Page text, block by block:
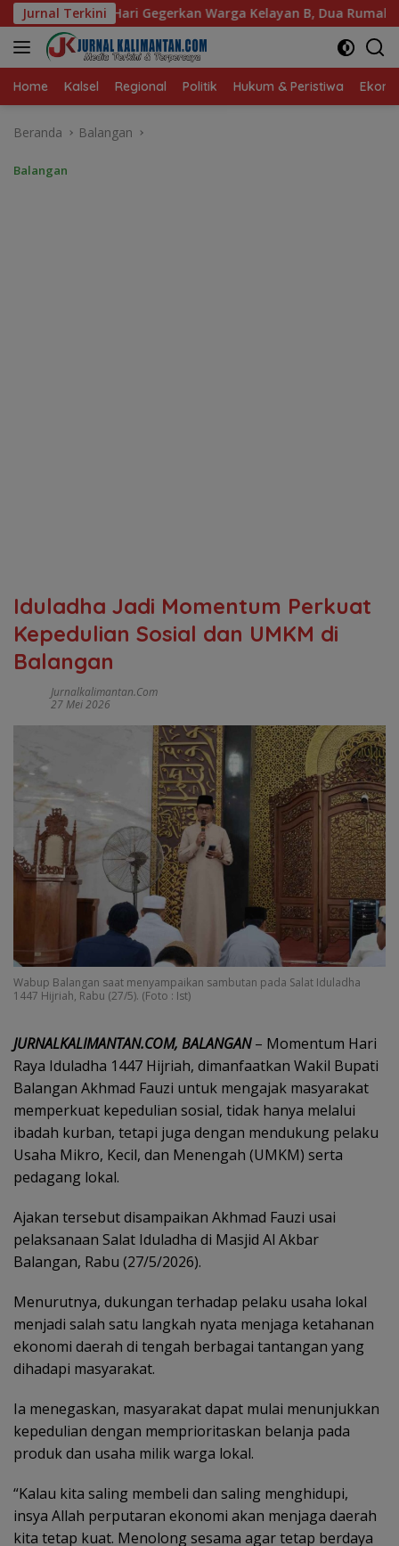
Langsung
ke
konten
Jurnal Terkini
Kelayan B, Dua Rumah dan Bedakan Terbakar
Home Kalsel Regional Politik Hukum & Peristiwa
Beranda Balangan
Balangan
Iduladha Jadi Momentum Perkuat
Kepedulian Sosial dan UMKM di
Balangan
Jurnalkalimantan.com
27 Mei 2026
Wabup Balangan saat menyampaikan sambutan pada Salat Iduladha
1447 Hijriah, Rabu (27/5). (Foto : Ist)
JURNALKALIMANTAN.COM, BALANGAN– Momentum Hari
Raya Iduladha 1447 Hijriah, dimanfaatkan Wakil Bupati
Balangan Akhmad Fauzi untuk mengajak masyarakat
memperkuat kepedulian sosial, tidak hanya melalui
ibadah kurban, tetapi juga dengan mendukung pelaku
Usaha Mikro, Kecil, dan Menengah (UMKM) serta
pedagang lokal.
Ajakan tersebut disampaikan Akhmad Fauzi usai
pelaksanaan Salat Iduladha di Masjid Al Akbar
Balangan, Rabu (27/5/2026).
Menurutnya, dukungan terhadap pelaku usaha lokal
menjadi salah satu langkah nyata menjaga ketahanan
ekonomi daerah di tengah berbagai tantangan yang
dihadapi masyarakat.
Ia menegaskan, masyarakat dapat mulai menunjukkan
kepedulian dengan memprioritaskan belanja pada
produk dan usaha milik warga lokal.
“Kalau kita saling membeli dan saling menghidupi,
insya Allah perputaran ekonomi akan menjaga daerah
kita tetap kuat. Menolong sesama agar tetap berdaya